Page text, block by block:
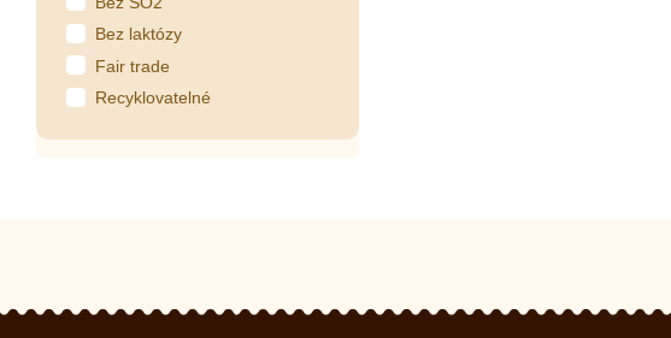
Bez laktózy
Fair trade
Recyklovatelné